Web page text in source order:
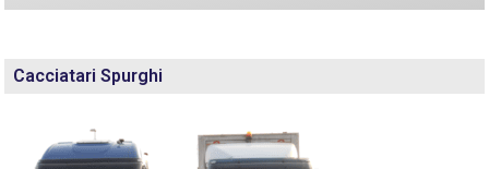
Cacciatari Spurghi